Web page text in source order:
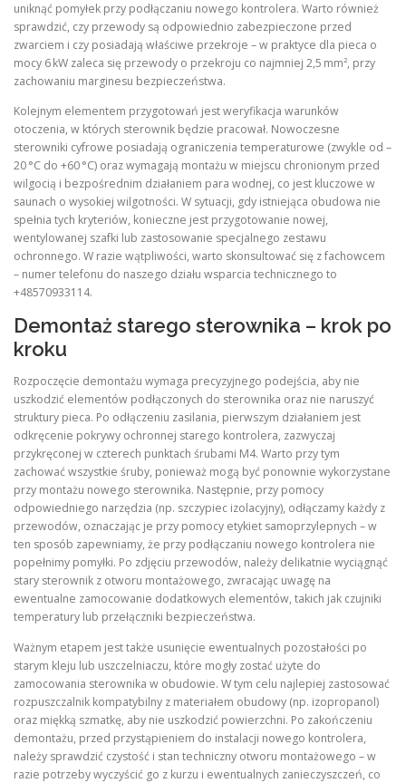
uniknąć pomyłek przy podłączaniu nowego kontrolera. Warto również
sprawdzić, czy przewody są odpowiednio zabezpieczone przed
zwarciem i czy posiadają właściwe przekroje – w praktyce dla pieca o
mocy 6 kW zaleca się przewody o przekroju co najmniej 2,5 mm², przy
zachowaniu marginesu bezpieczeństwa.
Kolejnym elementem przygotowań jest weryfikacja warunków
otoczenia, w których sterownik będzie pracował. Nowoczesne
sterowniki cyfrowe posiadają ograniczenia temperaturowe (zwykle od –
20 °C do +60 °C) oraz wymagają montażu w miejscu chronionym przed
wilgocią i bezpośrednim działaniem para wodnej, co jest kluczowe w
saunach o wysokiej wilgotności. W sytuacji, gdy istniejąca obudowa nie
spełnia tych kryteriów, konieczne jest przygotowanie nowej,
wentylowanej szafki lub zastosowanie specjalnego zestawu
ochronnego. W razie wątpliwości, warto skonsultować się z fachowcem
– numer telefonu do naszego działu wsparcia technicznego to
+48570933114.
Demontaż starego sterownika – krok po
kroku
Rozpoczęcie demontażu wymaga precyzyjnego podejścia, aby nie
uszkodzić elementów podłączonych do sterownika oraz nie naruszyć
struktury pieca. Po odłączeniu zasilania, pierwszym działaniem jest
odkręcenie pokrywy ochronnej starego kontrolera, zazwyczaj
przykręconej w czterech punktach śrubami M4. Warto przy tym
zachować wszystkie śruby, ponieważ mogą być ponownie wykorzystane
przy montażu nowego sterownika. Następnie, przy pomocy
odpowiedniego narzędzia (np. szczypiec izolacyjny), odłączamy każdy z
przewodów, oznaczając je przy pomocy etykiet samoprzylepnych – w
ten sposób zapewniamy, że przy podłączaniu nowego kontrolera nie
popełnimy pomyłki. Po zdjęciu przewodów, należy delikatnie wyciągnąć
stary sterownik z otworu montażowego, zwracając uwagę na
ewentualne zamocowanie dodatkowych elementów, takich jak czujniki
temperatury lub przełączniki bezpieczeństwa.
Ważnym etapem jest także usunięcie ewentualnych pozostałości po
starym kleju lub uszczelniaczu, które mogły zostać użyte do
zamocowania sterownika w obudowie. W tym celu najlepiej zastosować
rozpuszczalnik kompatybilny z materiałem obudowy (np. izopropanol)
oraz miękką szmatkę, aby nie uszkodzić powierzchni. Po zakończeniu
demontażu, przed przystąpieniem do instalacji nowego kontrolera,
należy sprawdzić czystość i stan techniczny otworu montażowego – w
razie potrzeby wyczyścić go z kurzu i ewentualnych zanieczyszczeń, co